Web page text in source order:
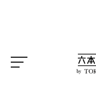
by
必要なのは、
ディレクター